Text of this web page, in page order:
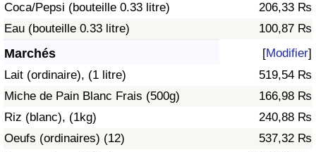
Coca/Pepsi (bouteille 0.33 litre)
206,33 ₨
Eau (bouteille 0.33 litre)
100,87 ₨
Marchés [Modifier]
Lait (ordinaire), (1 litre)
519,54 ₨
Miche de Pain Blanc Frais (500g)
166,98 ₨
Riz (blanc), (1kg)
240,88 ₨
Oeufs (ordinaires) (12)
537,32 ₨
Soins de santé
Indice des soins de santé (Actuel)
Indice des soins de santé
Indice des soins de santé par Pays